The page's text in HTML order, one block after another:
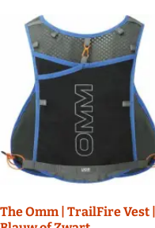
The Omm | TrailFire Vest |